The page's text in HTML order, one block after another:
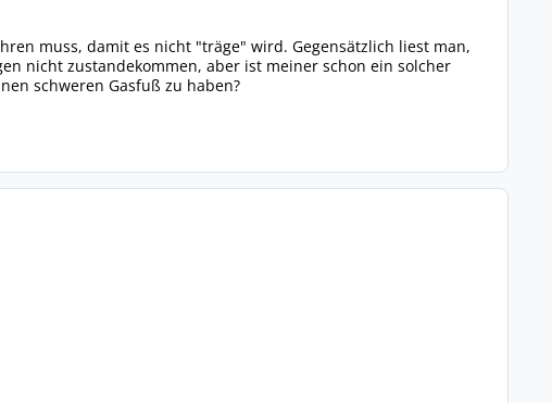
muss, damit es nicht "träge" wird. Gegensätzlich liest man,
nicht zustandekommen, aber ist meiner schon ein solcher
schweren Gasfuß zu haben?